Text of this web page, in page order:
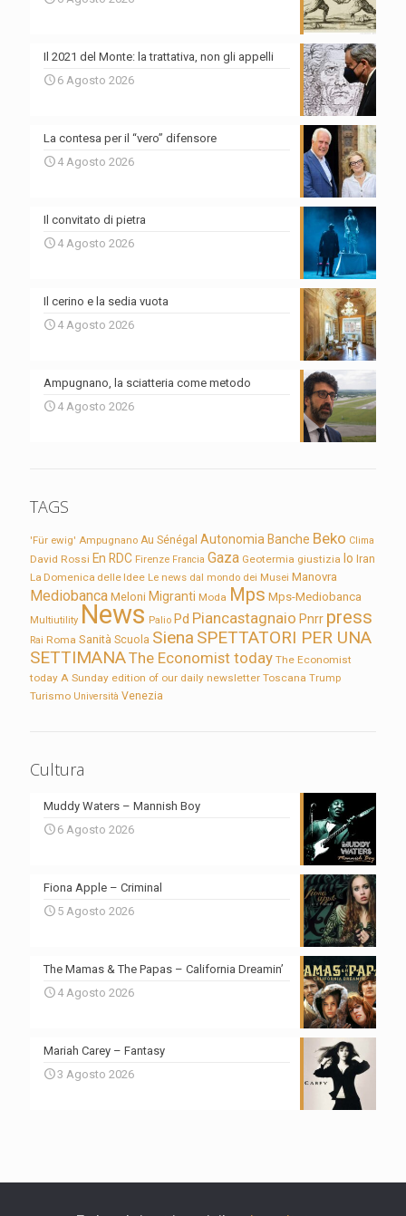
Il 2021 del Monte: la trattativa, non gli appelli
6 Agosto 2026
La contesa per il “vero” difensore
4 Agosto 2026
Il convitato di pietra
4 Agosto 2026
Il cerino e la sedia vuota
4 Agosto 2026
Ampugnano, la sciatteria come metodo
4 Agosto 2026
TAGS
'Für ewig' Ampugnano Au Sénégal Autonomia Banche Beko Clima
David Rossi En RDC Firenze Francia Gaza Geotermia giustizia Io Iran
La Domenica delle Idee Le news dal mondo dei Musei Manovra
Mediobanca Meloni Migranti Moda Mps Mps-Mediobanca
Multiutility News Palio Pd Piancastagnaio Pnrr press
Rai Roma Sanità Scuola Siena SPETTATORI PER UNA
SETTIMANAThe Economist today The Economist
today A Sunday edition of our daily newsletter Toscana Trump
Turismo Università Venezia
Cultura
Muddy Waters – Mannish Boy
6 Agosto 2026
Fiona Apple – Criminal
5 Agosto 2026
The Mamas & The Papas – California Dreamin’
4 Agosto 2026
Mariah Carey – Fantasy
3 Agosto 2026